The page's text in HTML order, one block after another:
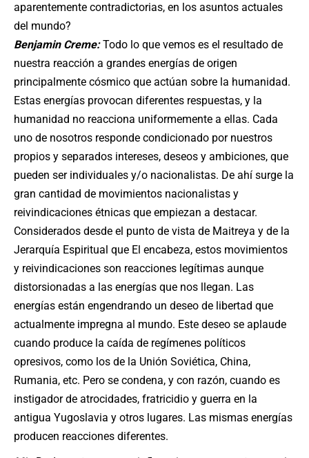
aparentemente contradictorias, en los asuntos actuales
del mundo?
Benjamin Creme:Todo lo que vemos es el resultado de
nuestra reacción a grandes energías de origen
principalmente cósmico que actúan sobre la humanidad.
Estas energías provocan diferentes respuestas, y la
humanidad no reacciona uniformemente a ellas. Cada
uno de nosotros responde condicionado por nuestros
propios y separados intereses, deseos y ambiciones, que
pueden ser individuales y/o nacionalistas. De ahí surge la
gran cantidad de movimientos nacionalistas y
reivindicaciones étnicas que empiezan a destacar.
Considerados desde el punto de vista de Maitreya y de la
Jerarquía Espiritual que El encabeza, estos movimientos
y reivindicaciones son reacciones legítimas aunque
distorsionadas a las energías que nos llegan. Las
energías están engendrando un deseo de libertad que
actualmente impregna al mundo. Este deseo se aplaude
cuando produce la caída de regímenes políticos
opresivos, como los de la Unión Soviética, China,
Rumania, etc. Pero se condena, y con razón, cuando es
instigador de atrocidades, fratricidio y guerra en la
antigua Yugoslavia y otros lugares. Las mismas energías
producen reacciones diferentes.